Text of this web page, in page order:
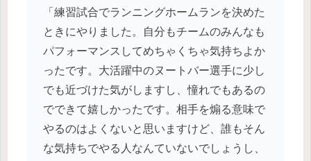
「練習試合でランニングホームランを決めた
ときにやりました。自分もチームのみんなも
パフォーマンスしてめちゃくちゃ気持ちよか
ったです。大活躍中のヌートバー選手に少し
でも近づけた気がしますし、憧れでもあるの
でできて嬉しかったです。相手を煽る意味で
やるのはよくないと思いますけど、誰もそん
な気持ちでやる人なんていないでしょうし、